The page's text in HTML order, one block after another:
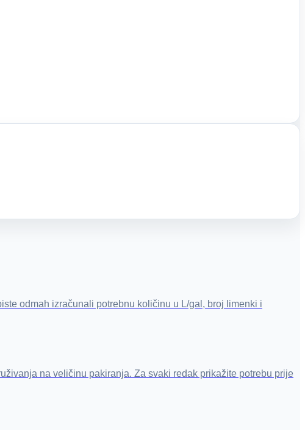
odmah izračunali potrebnu količinu u L/gal, broj limenki i
na veličinu pakiranja. Za svaki redak prikažite potrebu prije